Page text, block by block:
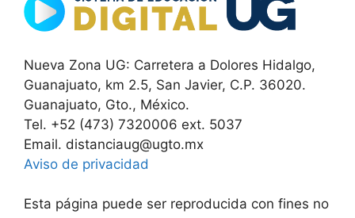
Nueva Zona UG: Carretera a Dolores Hidalgo,
Guanajuato, km 2.5, San Javier, C.P. 36020.
Guanajuato, Gto., México.
Tel. +52 (473) 7320006 ext. 5037
Email. distanciaug@ugto.mx
Aviso de privacidad
Esta página puede ser reproducida con fines no